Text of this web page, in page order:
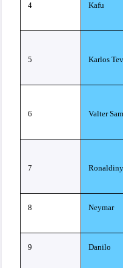
4 Kafu
5 Karlos
6 Valter
7
8 Neymar
9 Danilo